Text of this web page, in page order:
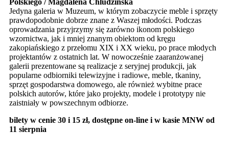
Polskiego / Magdalena Chludzińska
Jedyna galeria w Muzeum, w którym zobaczycie meble i sprzęty
prawdopodobnie dobrze znane z Waszej młodości. Podczas
oprowadzania przyjrzymy się zarówno ikonom polskiego
wzornictwa, jak i mniej znanym obiektom od kręgu
zakopiańskiego z przełomu XIX i XX wieku, po prace młodych
projektantów z ostatnich lat. W nowocześnie zaaranżowanej
galerii prezentowane są realizacje z seryjnej produkcji, jak
popularne odbiorniki telewizyjne i radiowe, meble, tkaniny,
sprzęt gospodarstwa domowego, ale również wybitne prace
polskich autorów, które jako projekty, modele i prototypy nie
zaistniały w powszechnym odbiorze.
bilety w cenie 30 i 15 zł, dostępne on-line i w kasie MNW od
11 sierpnia